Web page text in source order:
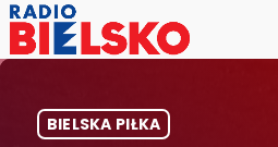
BIELSKA PIŁKA